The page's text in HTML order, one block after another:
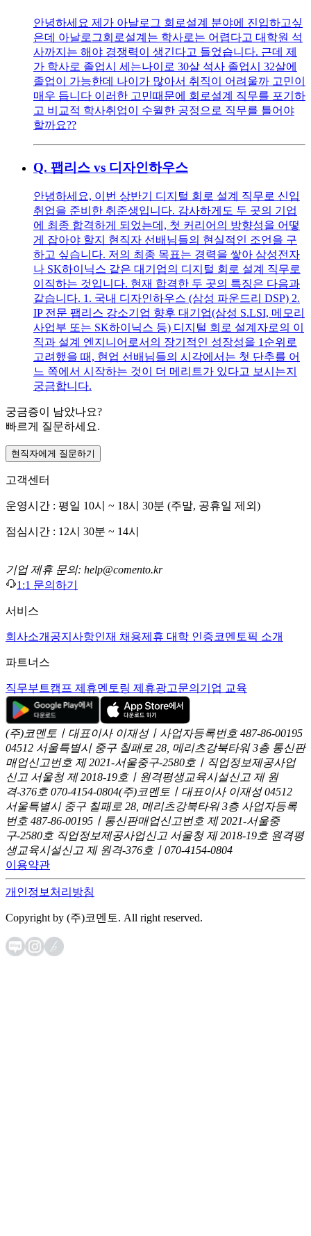
안녕하세요 제가 아날로그 회로설계 분야에 진입하고싶
은데 아날로그회로설계는 학사로는 어렵다고 대학원 석
사까지는 해야 경쟁력이 생긴다고 들었습니다. 근데 제
가 학사로 졸업시 세는나이로 30살 석사 졸업시 32살에
졸업이 가능한데 나이가 많아서 취직이 어려울까 고민이
매우 듭니다 이러한 고민때문에 회로설계 직무를 포기하
고 비교적 학사취업이 수월한 공정으로 직무를 틀어야
할까요??
Q. 팹리스 vs 디자인하우스
안녕하세요, 이번 상반기 디지털 회로 설계 직무로 신입
취업을 준비한 취준생입니다. 감사하게도 두 곳의 기업
에 최종 합격하게 되었는데, 첫 커리어의 방향성을 어떻
게 잡아야 할지 현직자 선배님들의 현실적인 조언을 구
하고 싶습니다. 저의 최종 목표는 경력을 쌓아 삼성전자
나 SK하이닉스 같은 대기업의 디지털 회로 설계 직무로
이직하는 것입니다. 현재 합격한 두 곳의 특징은 다음과
같습니다. 1. 국내 디자인하우스 (삼성 파운드리 DSP) 2.
IP 전문 팹리스 강소기업 향후 대기업(삼성 S.LSI, 메모리
사업부 또는 SK하이닉스 등) 디지털 회로 설계자로의 이
직과 설계 엔지니어로서의 장기적인 성장성을 1순위로
고려했을 때, 현업 선배님들의 시각에서는 첫 단추를 어
느 쪽에서 시작하는 것이 더 메리트가 있다고 보시는지
궁금합니다.
궁금증이 남았나요?
빠르게 질문하세요.
현직자에게 질문하기
고객센터
운영시간 : 평일 10시 ~ 18시 30분 (주말, 공휴일 제외)
점심시간 : 12시 30분 ~ 14시
기업 제휴 문의: help@comento.kr
1:1 문의하기
서비스
회사소개 공지사항인재 채용제휴 대학 인증코멘토픽 소개
파트너스
직무부트캠프 제휴멘토링 제휴광고문의 기업 교육
(주)코멘토ㅣ대표이사 이재성ㅣ사업자등록번호 487-86-00195
04512 서울특별시 중구 칠패로 28, 메리츠강북타워 3층 통신판
매업신고번호 제 2021-서울중구-2580호ㅣ직업정보제공사업
신고 서울청 제 2018-19호ㅣ원격평생교육시설신고 제 원
격-376호 070-4154-0804(주)코멘토ㅣ대표이사 이재성 04512
서울특별시 중구 칠패로 28, 메리츠강북타워 3층 사업자등록
번호 487-86-00195ㅣ통신판매업신고번호 제 2021-서울중
구-2580호 직업정보제공사업신고 서울청 제 2018-19호 원격평
생교육시설신고 제 원격-376호ㅣ070-4154-0804
이용약관
개인정보처리방침
Copyright by (주)코멘토. All right reserved.